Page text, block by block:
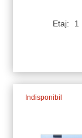
Etaj:
1
Indisponibil